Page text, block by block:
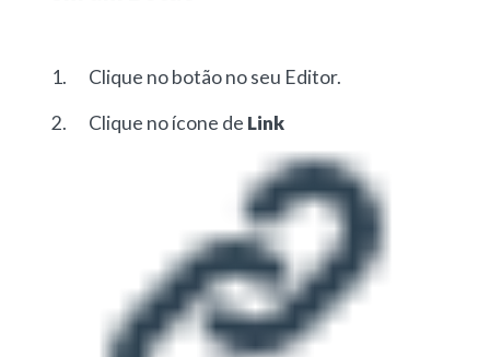
Clique no botão no seu Editor.
Clique no ícone de Link